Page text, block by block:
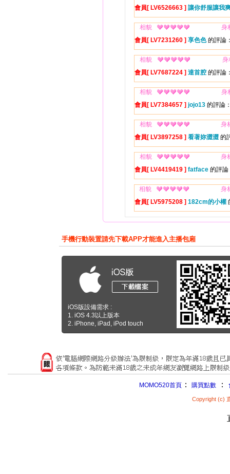
會員[ LV6526663 ] 讓你舒服讓我
相貌
身
會員[ LV7231260 ] 享色色的評論
相貌
身
會員[ LV7687224 ] 達首腔 的評論
相貌
身
會員[ LV7384657 ] jojo13 的評論
相貌
身
會員[ LV3897258 ] 看著妳澀澀 的
相貌
身
會員[ LV4419419 ] fatface 的評論
相貌
身
會員[ LV5975208 ] 182cm的小權
手機行動裝置請先下載APP才能進入主播包廂
iOS版設備需求 :
1. iOS 4.3以上版本
2. iPhone, iPad, iPod touch
MOMO520首頁 ： 購買點數 ：
Copyright (c)